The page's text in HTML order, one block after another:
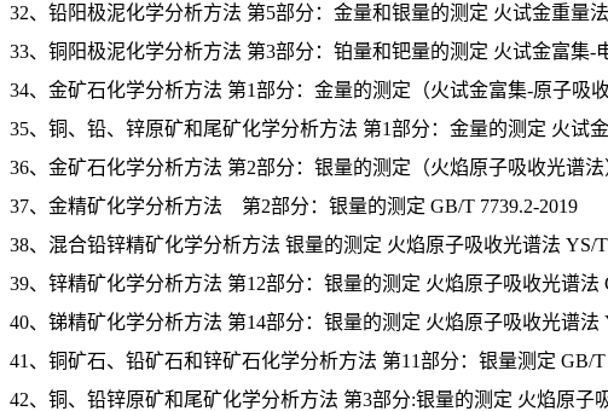
32、铅阳极泥化学分析方法 第5部分：金量和银量的测定 火试金重量法
33、铜阳极泥化学分析方法 第3部分：铂量和钯量的测定 火试金富集-
34、金矿石化学分析方法 第1部分：金量的测定（火试金富集-原子吸
35、铜、铅、锌原矿和尾矿化学分析方法 第1部分：金量的测定 火试
36、金矿石化学分析方法 第2部分：银量的测定（火焰原子吸收光谱法
37、金精矿化学分析方法 第2部分：银量的测定 GB/T 7739.2-2019
38、混合铅锌精矿化学分析方法 银量的测定 火焰原子吸收光谱法 YS/T
39、锌精矿化学分析方法 第12部分：银量的测定 火焰原子吸收光谱法
40、锑精矿化学分析方法 第14部分：银量的测定 火焰原子吸收光谱法
41、铜矿石、铅矿石和锌矿石化学分析方法 第11部分：银量测定 GB/T
42、铜、铅锌原矿和尾矿化学分析方法 第3部分:银量的测定 火焰原子